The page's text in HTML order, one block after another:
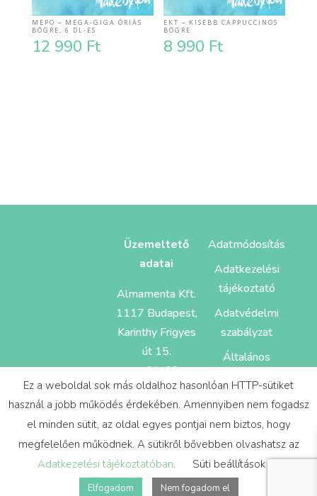
MEPO – MEGA-GIGA ÓRIÁS
BÖGRE, 6 DL-ES
12 990 Ft
EKT – KISEBB CAPPUCCINOS
BÖGRE
8 990 Ft
Üzemeltető
adatai
Almamenta Kft.
1117 Budapest,
Karinthy Frigyes
út 15.
cg: 01-09-
884055
Adatmódosítás
Adatkezelési
tájékoztató
Adatvédelmi
szabályzat
Általános
Design és sitebuild: Mira Webdesign Studio
Ez a weboldal sok más oldalhoz hasonlóan HTTP-sütiket
használ a jobb működés érdekében. Amennyiben nem fogadsz
el minden sütit, az oldal egyes pontjai nem biztos, hogy
megfelelően működnek. A sütikről bővebben olvashatsz az
Adatkezelési tájékoztatóban. Süti beállítások
Elfogadom Nem fogadom el